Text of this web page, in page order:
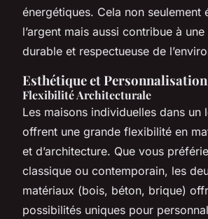
énergétiques. Cela non seulement
l’argent mais aussi contribue à
durable et respectueuse de
Esthétique et Personnalisation
Flexibilité Architecturale
Les maisons individuelles dans un
offrent une grande flexibilité en
et d’architecture. Que vous
classique ou contemporain, les
matériaux (bois, béton, brique)
possibilités uniques pour